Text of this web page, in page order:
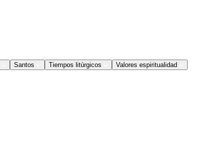
Santos Tiempos litúrgicos Valores espiritualidad